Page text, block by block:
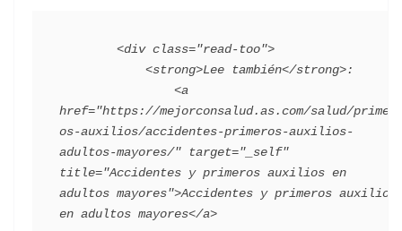
href="https://mejorconsalud.as.com/salud/primer
os-auxilios/accidentes-primeros-auxilios-
adultos-mayores/" target="_self"
title="Accidentes y primeros auxilios en
adultos mayores">Accidentes y primeros auxilios
en adultos mayores</a>